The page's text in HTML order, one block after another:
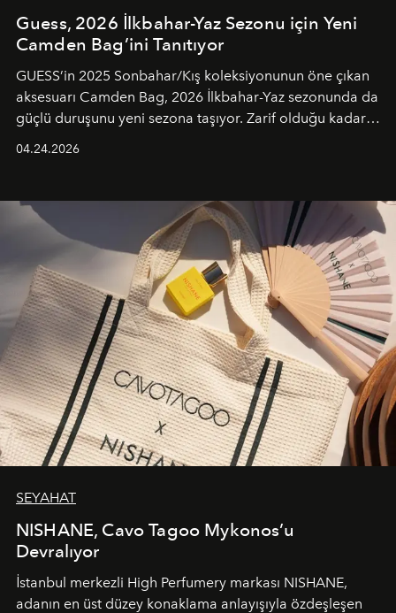
Guess, 2026 İlkbahar-Yaz Sezonu için Yeni
Camden Bag’ini Tanıtıyor
GUESS’in 2025 Sonbahar/Kış koleksiyonunun öne çıkan
aksesuarı Camden Bag, 2026 İlkbahar-Yaz sezonunda da
güçlü duruşunu yeni sezona taşıyor. Zarif olduğu kadar
04.24.2026
SEYAHAT
NISHANE, Cavo Tagoo Mykonos’u
Devralıyor
İstanbul merkezli High Perfumery markası NISHANE,
adanın en üst düzey konaklama anlayışıyla özdeşleşen